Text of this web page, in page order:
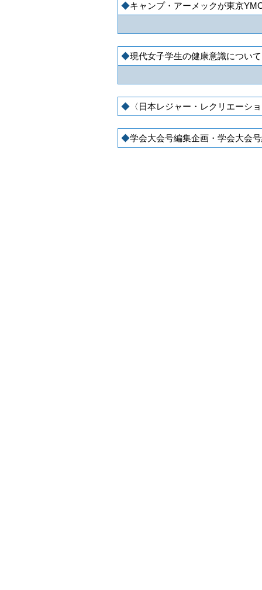
キャンプ・アーメックが東京
現代女子学生の健康意識について
〈日本レジャー・レクリエーシ
学会大会号編集企画・学会大会